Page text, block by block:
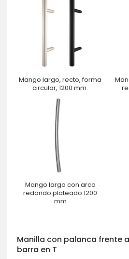
Mango largo, recto, forma
circular, 1200 mm.
Mango largo con arco
redondo plateado 1200
mm
Manilla con palanca frente
barra en T